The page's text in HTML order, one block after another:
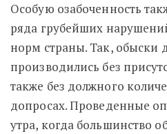
Особую озабоченность
ряда грубейших
норм страны. Так, обыски
производились без
также без должного
допросах. Проведенные
утра, когда большинство